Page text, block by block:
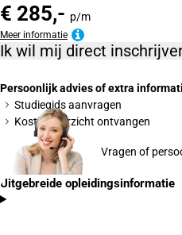
€ 285,- p/m
Meer informatie
Ik wil mij direct
Persoonlijk advies of extra
Studiegids aanvragen
Kostenoverzicht ontvangen
Vragen of
Uitgebreide opleidingsinformatie